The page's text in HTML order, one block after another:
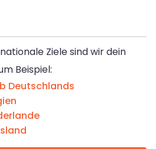
Ziele sind wir dein
Beispiel:
Deutschlands